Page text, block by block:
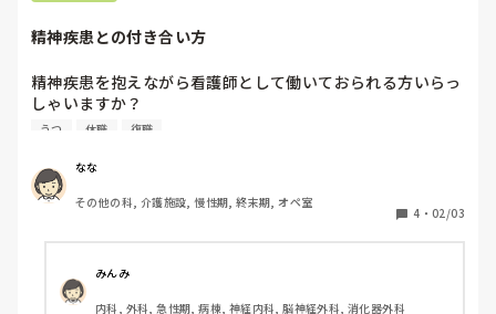
精神疾患との付き合い方
精神疾患を抱えながら看護師として働いておられる方いらっ
しゃいますか？
4年目看護師です。
最初は急性期病院で働いていましたが、昨年特養へ転職しま
した。
正社員として働いていますが、今は症状が強く出て休職中で
す。
今の職場はそれなりに気に入っているので、症状が落ち着け
うつ 休職 復職
なな
その他の科, 介護施設, 慢性期, 終末期, オペ室
4 ・ 02/03
みんみ
内科, 外科, 急性期, 病棟, 神経内科, 脳神経外科, 消化器外科